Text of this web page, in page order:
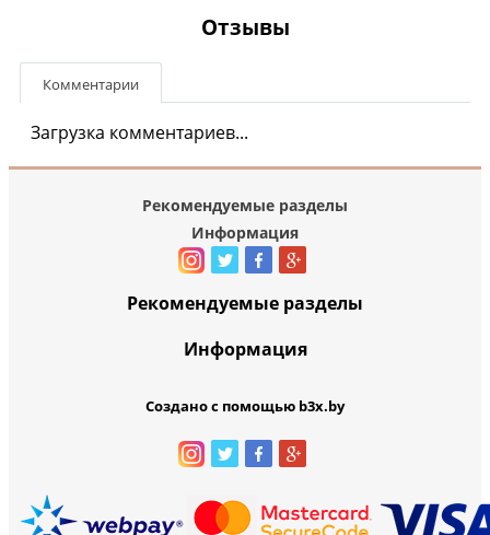
Отзывы
Комментарии
Загрузка комментариев...
Рекомендуемые разделы
Информация
Рекомендуемые разделы
Информация
Создано с помощью b3x.by